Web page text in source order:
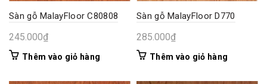
Sàn gỗ MalayFloor C80808
245.000₫
Thêm vào giỏ hàng
Sàn gỗ MalayFloor D770
285.000₫
Thêm vào giỏ hàng